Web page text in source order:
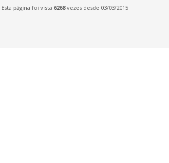
Esta página foi vista 6268vezes desde 03/03/2015